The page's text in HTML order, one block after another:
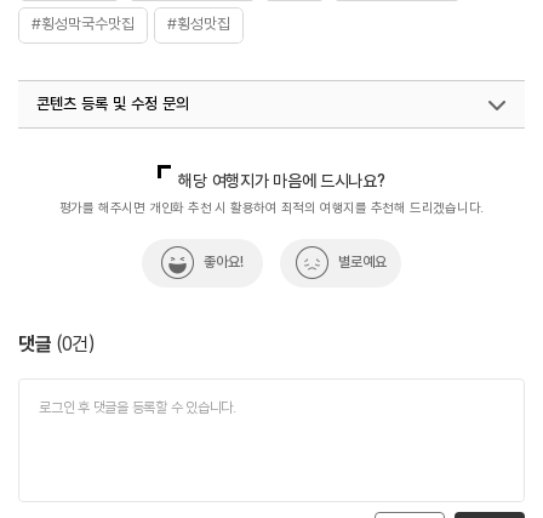
#횡성막국수맛집 #횡성맛집
콘텐츠 등록 및 수정 문의
해당 여행지가 마음에 드시나요?
평가를 해주시면 개인화 추천 시 활용하여 최적의 여행지를 추천해 드리겠습니다.
좋아요! 별로예요
댓글 (0건)